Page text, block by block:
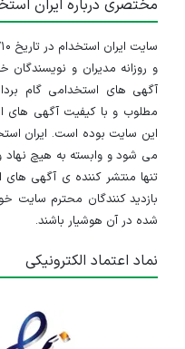
مختصری درباره ایران
و روزانه مدیران و
آگهی های استخدامی گام
مطلوب و با کیفیت آگهی های
این سایت بوده است. ایران
می شود و وابسته به هیچ نهاد
تنها منتشر کننده ی آگهی های
بازدید کنندگان محترم
شده در آن هوشیار باشند.
نماد اعتماد الکترونیکی